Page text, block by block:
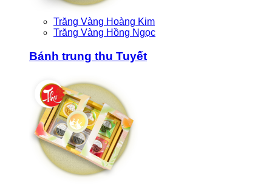
Trăng Vàng Hoàng Kim
Trăng Vàng Hồng Ngọc
Bánh trung thu Tuyết